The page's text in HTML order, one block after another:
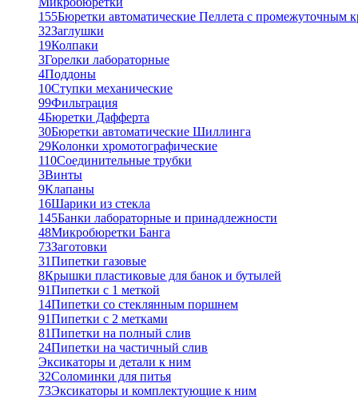
155Бюретки автоматические Пеллета с промежуточным
32Заглушки
19Колпаки
3Горелки лабораторные
4Поддоны
10Ступки механические
99Фильтрация
4Бюретки Дафферта
30Бюретки автоматические Шиллинга
29Колонки хромотографические
110Соединительные трубки
3Винты
9Клапаны
16Шарики из стекла
145Банки лабораторные и принадлежности
48Микробюретки Банга
73Заготовки
31Пипетки газовые
8Крышки пластиковые для банок и бутылей
91Пипетки с 1 меткой
14Пипетки со стеклянным поршнем
91Пипетки с 2 метками
81Пипетки на полный слив
24Пипетки на частичный слив
Эксикаторы и детали к ним
32Соломинки для питья
73Эксикаторы и комплектующие к ним